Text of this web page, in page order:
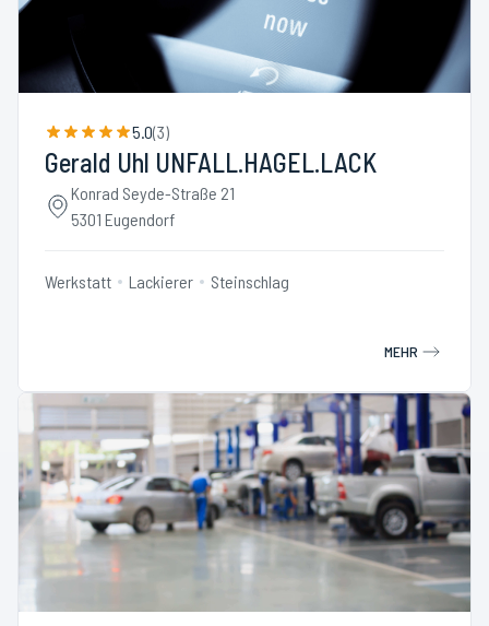
5.0(3)
Gerald Uhl UNFALL.HAGEL.LACK
Konrad Seyde-Straße 21
5301 Eugendorf
Werkstatt Lackierer Steinschlag
MEHR